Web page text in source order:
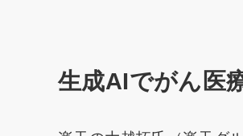
生成AIでがん医